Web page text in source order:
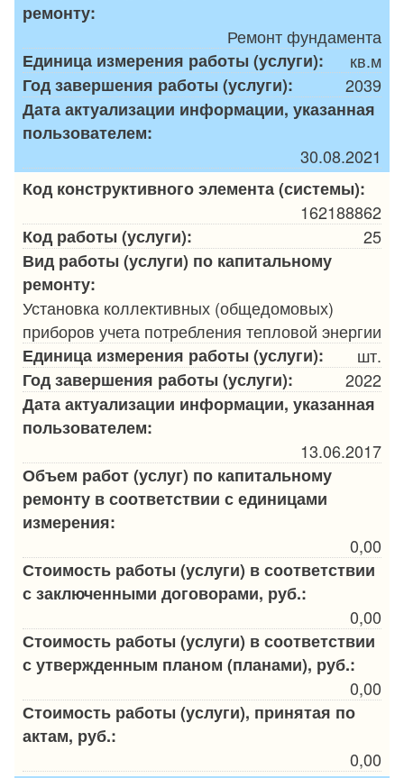
ремонту:
Ремонт фундамента
Единица измерения работы (услуги):
кв.м
Год завершения работы (услуги):
2039
Дата актуализации информации, указанная
пользователем:
30.08.2021
Код конструктивного элемента (системы):
162188862
Код работы (услуги):
25
Вид работы (услуги) по капитальному
ремонту:
Установка коллективных (общедомовых)
приборов учета потребления тепловой энергии
Единица измерения работы (услуги):
шт.
Год завершения работы (услуги):
2022
Дата актуализации информации, указанная
пользователем:
13.06.2017
Объем работ (услуг) по капитальному
ремонту в соответствии с единицами
измерения:
0,00
Стоимость работы (услуги) в соответствии
с заключенными договорами, руб.:
0,00
Стоимость работы (услуги) в соответствии
с утвержденным планом (планами), руб.:
0,00
Стоимость работы (услуги), принятая по
актам, руб.:
0,00